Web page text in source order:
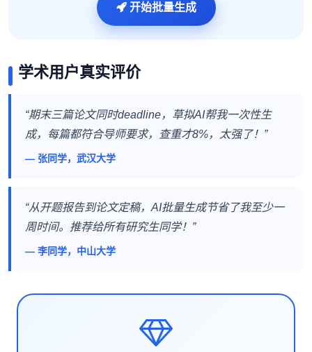
开始批量生成
学术用户真实评价
“期末三篇论文同时deadline，草拟AI帮我一次性生
成，每篇都符合导师要求，查重才8%，太强了！”
— 张同学，武汉大学
“从开题报告到论文定稿，AI批量生成节省了我至少一
周时间。推荐给所有研究生同学！”
— 李同学，中山大学